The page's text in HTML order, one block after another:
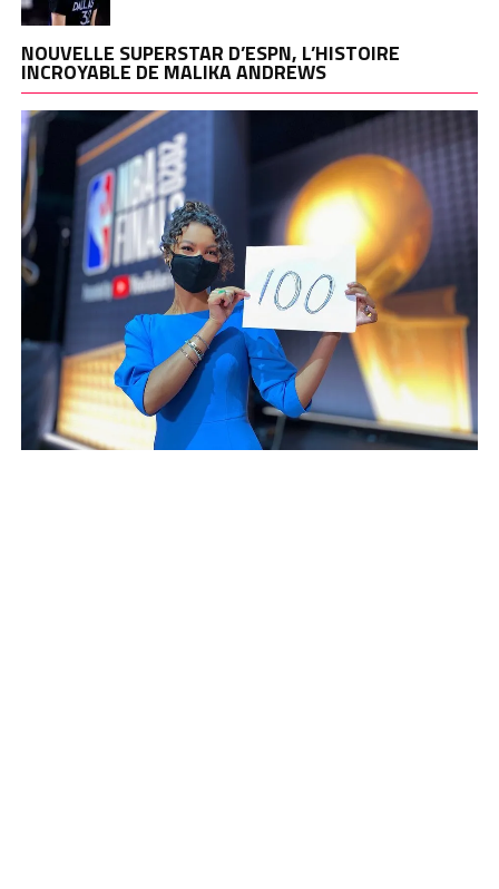
NOUVELLE SUPERSTAR D’ESPN, L’HISTOIRE
INCROYABLE DE MALIKA ANDREWS